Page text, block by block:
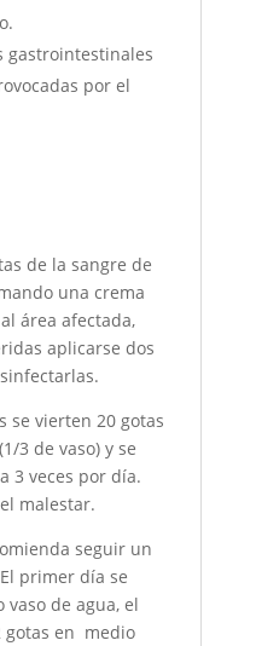
gastrointestinales
por el
de la sangre de
una crema
área afectada,
aplicarse dos
se vierten 20 gotas
3 de vaso) y se
3 veces por día.
malestar.
seguir un
primer día se
de agua, el
gotas en medio